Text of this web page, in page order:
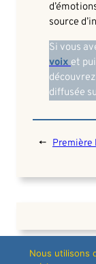
source
Si vous
voix et
diffusée
← Première
© 2026 |
Nous utilisons